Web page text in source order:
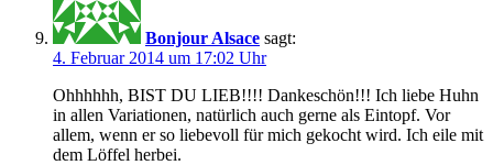
Bonjour Alsace sagt:
4. Februar 2014 um 17:02 Uhr
Ohhhhhh, BIST DU LIEB!!!! Dankeschön!!! Ich liebe Huhn
in allen Variationen, natürlich auch gerne als Eintopf. Vor
allem, wenn er so liebevoll für mich gekocht wird. Ich eile mit
dem Löffel herbei.